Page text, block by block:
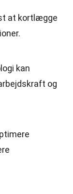
at kortlægge
kan
og